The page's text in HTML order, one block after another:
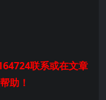
联系或在文章
助！